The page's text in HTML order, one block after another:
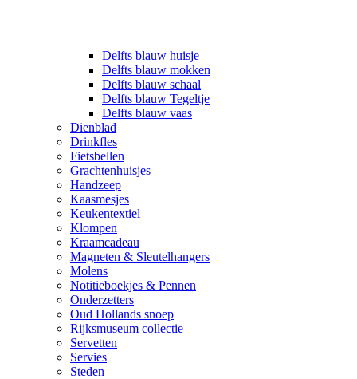
Delfts blauw huisje
Delfts blauw mokken
Delfts blauw schaal
Delfts blauw Tegeltje
Delfts blauw vaas
Dienblad
Drinkfles
Fietsbellen
Grachtenhuisjes
Handzeep
Kaasmesjes
Keukentextiel
Klompen
Kraamcadeau
Magneten & Sleutelhangers
Molens
Notitieboekjes & Pennen
Onderzetters
Oud Hollands snoep
Rijksmuseum collectie
Servetten
Servies
Steden